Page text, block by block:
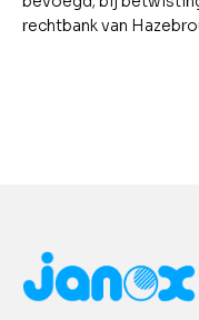
rechtbank van